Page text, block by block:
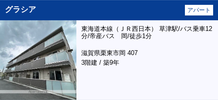
グラシア アパート
東海道本線（ＪＲ西日本） 草津駅/バス乗車12
分/帝産バス 岡/徒歩1分
滋賀県栗東市岡 407
3階建 / 築9年